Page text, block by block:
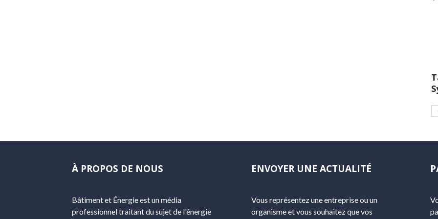
À PROPOS DE NOUS
Bâtiment et Énergie est un média
professionnel traitant du sujet de l'énergie
ENVOYER UNE ACTUALITÉ
Vous représentez une entreprise ou un
organisme et vous souhaitez que vos